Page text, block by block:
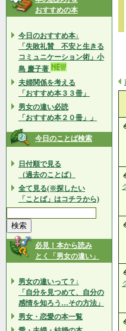
おすすめの本
今日のおすすめ本↓
「失敗礼賛 不安と生きる
コミュニケーション術」小
島 慶子著
夫婦関係を考える
「おすすめ本３３冊」
男女の違い必読
「おすすめ本２０冊」」
今日のことば検索
日付順で見る
（過去のことば）
全て見る(※探したい
「ことば」はコチラから)
必見！本から読み
とく「男女の違い」
男女の違いって？↓
「自分を見つめて、自分の
感情を知ろう…その方法」
男女・恋愛の本一覧